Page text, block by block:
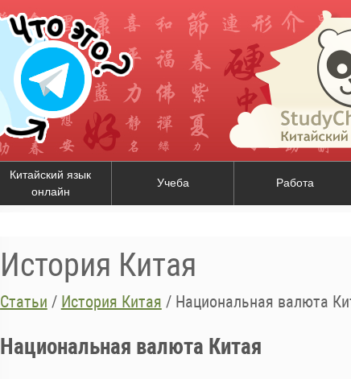
Китайский язык
онлайн
Учеба Работа
История Китая
Статьи / История Китая / Национальная валюта
Национальная валюта Китая